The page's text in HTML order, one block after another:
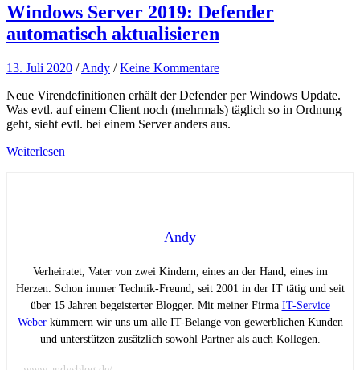
Windows Server 2019: Defender
automatisch aktualisieren
13. Juli 2020 /Andy /Keine Kommentare
Neue Virendefinitionen erhält der Defender per Windows Update.
Was evtl. auf einem Client noch (mehrmals) täglich so in Ordnung
geht, sieht evtl. bei einem Server anders aus.
Weiterlesen
Andy
Verheiratet, Vater von zwei Kindern, eines an der Hand, eines im
Herzen. Schon immer Technik-Freund, seit 2001 in der IT tätig und seit
über 15 Jahren begeisterter Blogger. Mit meiner Firma IT-Service
Weberkümmern wir uns um alle IT-Belange von gewerblichen Kunden
und unterstützen zusätzlich sowohl Partner als auch Kollegen.